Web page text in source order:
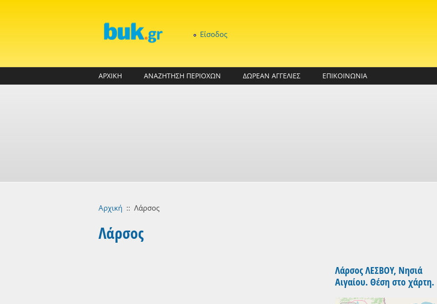
Είσοδος
ΑΡΧΙΚΗ ΑΝΑΖΗΤΗΣΗ ΠΕΡΙΟΧΩΝ ΔΩΡΕΑΝ ΑΓΓΕΛΙΕΣ ΕΠΙΚΟΙΝΩΝΙΑ
Αρχική :: Λάρσος
Λάρσος
Λάρσος ΛΕΣΒΟΥ, Νησιά
Αιγαίου. Θέση στο χάρτη.